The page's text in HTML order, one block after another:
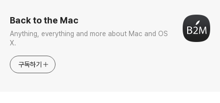
Back to the Mac
Anything, everything and more about Mac and OS
X.
구독하기